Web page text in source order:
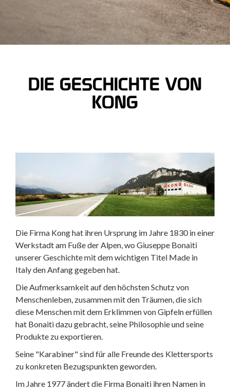
DIE GESCHICHTE VON
KONG
Die Firma Kong hat ihren Ursprung im Jahre 1830 in einer
Werkstadt am Fuße der Alpen, wo Giuseppe Bonaiti
unserer Geschichte mit dem wichtigen Titel Made in
Italy den Anfang gegeben hat.
Die Aufmerksamkeit auf den höchsten Schutz von
Menschenleben, zusammen mit den Träumen, die sich
diese Menschen mit dem Erklimmen von Gipfeln erfüllen
hat Bonaiti dazu gebracht, seine Philosophie und seine
Produkte zu exportieren.
Seine "Karabiner" sind für alle Freunde des Klettersports
zu konkreten Bezugspunkten geworden.
Im Jahre 1977 ändert die Firma Bonaiti ihren Namen in